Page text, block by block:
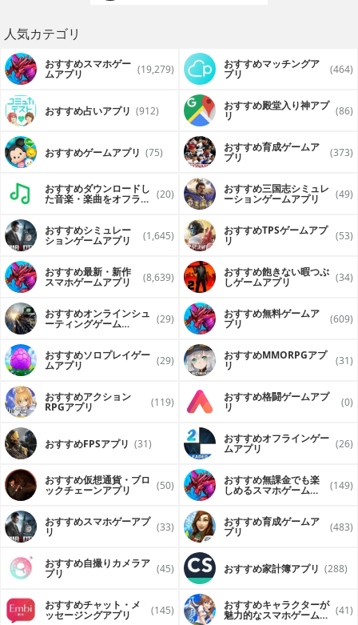
人気カテゴリ
おすすめスマホゲー
ムアプリ (19,279) おすすめマッチングア
プリ (464)
おすすめ占いアプリ (912) おすすめ殿堂入り神アプ
リ (86)
おすすめゲームアプリ (75) おすすめ育成ゲームア
プリ (373)
おすすめダウンロードし
た音楽・楽曲をオフライ (20) おすすめ三国志シミュレ
ーションゲームアプリ (49)
おすすめシミュレー
ションゲームアプリ (1,645) おすすめTPSゲームアプ
リ (53)
おすすめ最新・新作
スマホゲームアプリ (8,639) おすすめ飽きない暇つぶ
しゲームアプリ (34)
おすすめオンラインシュ
ーティングゲーム (29) おすすめ無料ゲームア
プリ (609)
おすすめソロプレイゲー
ムアプリ (29) おすすめ MMORPGアプ
リ (31)
おすすめアクション
RPGアプリ (119) おすすめ格闘ゲームアプ
リ (0)
おすすめFPSアプリ (31) おすすめオフラインゲー
ムアプリ (26)
おすすめ仮想通貨・ブロ
ックチェーンアプリ (50) おすすめ無課金でも楽
しめるスマホゲームア (149)
おすすめスマホゲーアプ
リ (33) おすすめ育成ゲームア
プリ (483)
おすすめ自撮りカメラア
プリ (45) おすすめ家計簿アプリ (288)
おすすめチャット・メ
ッセージングアプリ (145) おすすめキャラクターが
魅力的なスマホゲームア (41)